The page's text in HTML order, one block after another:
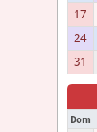
17
24
31
Dom